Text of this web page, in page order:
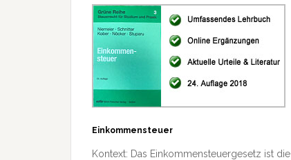
Einkommensteuer
Kontext: Das Einkommensteuergesetz ist die